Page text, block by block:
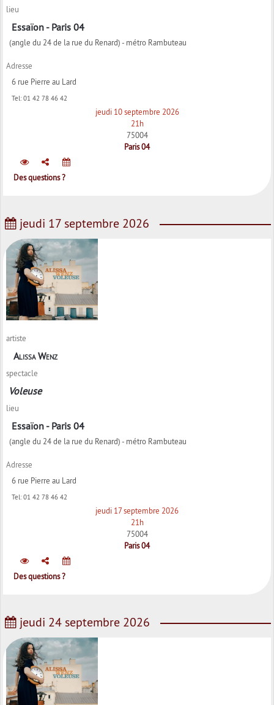
lieu
Essaïon - Paris 04
(angle du 24 de la rue du Renard) - métro Rambuteau
Adresse
6 rue Pierre au Lard
Tel: 01 42 78 46 42
jeudi 10 septembre 2026
21h
75004
Paris 04
Des questions ?
jeudi 17 septembre 2026
artiste
Alissa Wenz
spectacle
Voleuse
lieu
Essaïon - Paris 04
(angle du 24 de la rue du Renard) - métro Rambuteau
Adresse
6 rue Pierre au Lard
Tel: 01 42 78 46 42
jeudi 17 septembre 2026
21h
75004
Paris 04
Des questions ?
jeudi 24 septembre 2026